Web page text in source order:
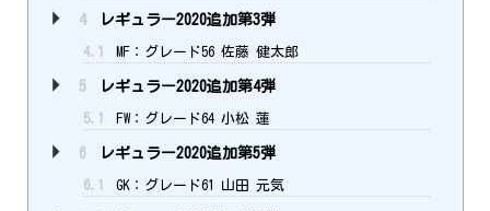
4 レギュラー2020追加第3弾
4.1 MF：グレード56 佐藤 健太郎
5 レギュラー2020追加第4弾
5.1 FW：グレード64 小松 蓮
6 レギュラー2020追加第5弾
6.1 GK：グレード61 山田 元気